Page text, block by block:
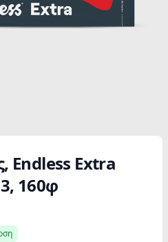
Endless Εxtra
160φ